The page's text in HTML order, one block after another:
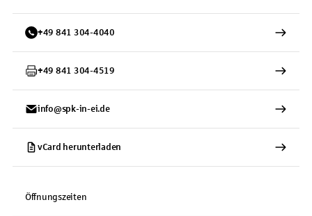
+49 841 304-4040
+49 841 304-4519
info@spk-in-ei.de
vCard herunterladen
Öffnungszeiten